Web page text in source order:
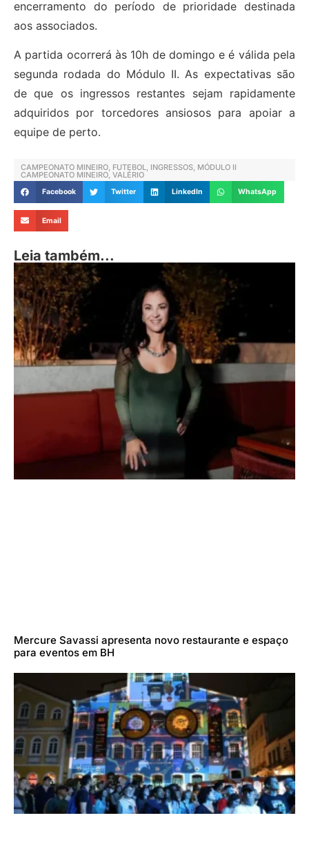
encerramento do período de prioridade destinada
aos associados.
A partida ocorrerá às 10h de domingo e é válida pela
segunda rodada do Módulo II. As expectativas são
de que os ingressos restantes sejam rapidamente
adquiridos por torcedores ansiosos para apoiar a
equipe de perto.
CAMPEONATO MINEIRO, FUTEBOL, INGRESSOS, MÓDULO II
CAMPEONATO MINEIRO, VALÉRIO
Facebook Twitter LinkedIn WhatsApp
Email
Leia também...
Mercure Savassi apresenta novo restaurante e espaço
para eventos em BH